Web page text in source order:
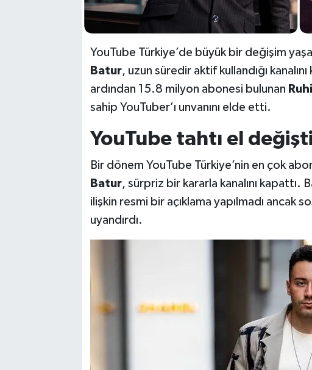
YouTube Türkiye’de büyük bir değişim
Batur, uzun süredir aktif kullandığı
ardından 15.8 milyon abonesi bulunan
sahip YouTuber’ı unvanını elde etti.
YouTube tahtı el
Bir dönem YouTube Türkiye’nin en çok
Batur, sürpriz bir kararla kanalını kapattı.
ilişkin resmi bir açıklama yapılmadı ancak
uyandırdı.